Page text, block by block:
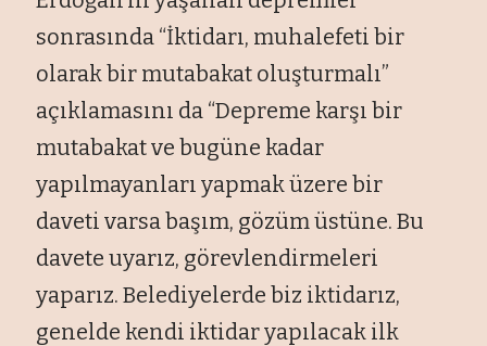
sonrasında “İktidarı, muhalefeti bir
olarak bir mutabakat oluşturmalı”
açıklamasını da “Depreme karşı bir
mutabakat ve bugüne kadar
yapılmayanları yapmaküzere bir
daveti varsa başım, gözüm üstüne. Bu
davete uyarız, görevlendirmeleri
yaparız. Belediyelerde biz iktidarız,
genelde kendi iktidar yapılacak ilk